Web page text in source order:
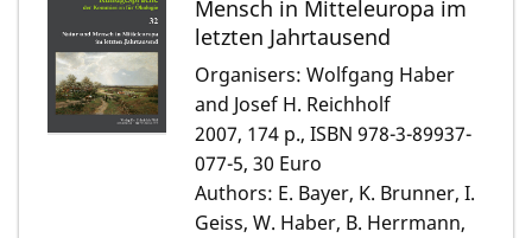
Mensch in Mitteleuropa im
letzten Jahrtausend
Organisers: Wolfgang Haber
and Josef H. Reichholf
2007, 174 p., ISBN 978-3-89937-
077-5, 30 Euro
Authors: E. Bayer, K. Brunner, I.
Geiss, W. Haber, B. Herrmann,